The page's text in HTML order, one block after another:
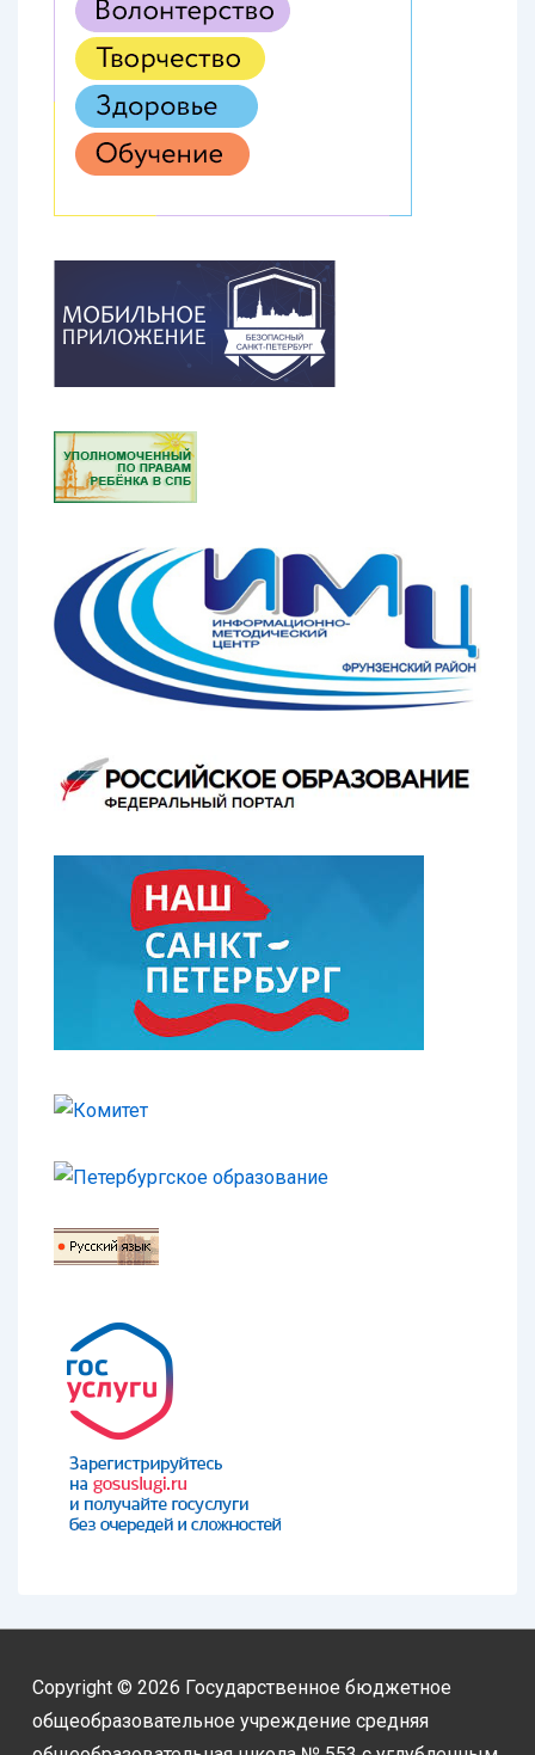
Copyright © 2026 Государственное бюджетное
общеобразовательное учреждение средняя